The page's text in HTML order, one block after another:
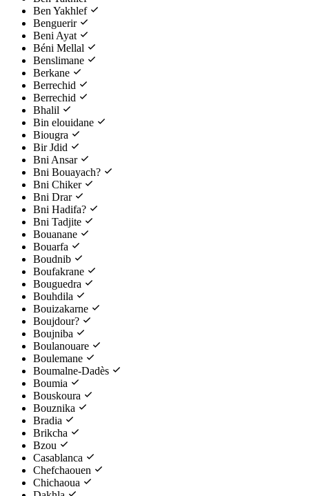
Ben Yakhlef
Benguerir
Beni Ayat
Béni Mellal
Benslimane
Berkane
Berrechid
Berrechid
Bhalil
Bin elouidane
Biougra
Bir Jdid
Bni Ansar
Bni Bouayach?
Bni Chiker
Bni Drar
Bni Hadifa?
Bni Tadjite
Bouanane
Bouarfa
Boudnib
Boufakrane
Bouguedra
Bouhdila
Bouizakarne
Boujdour?
Boujniba
Boulanouare
Boulemane
Boumalne-Dadès
Boumia
Bouskoura
Bouznika
Bradia
Brikcha
Bzou
Casablanca
Chefchaouen
Chichaoua